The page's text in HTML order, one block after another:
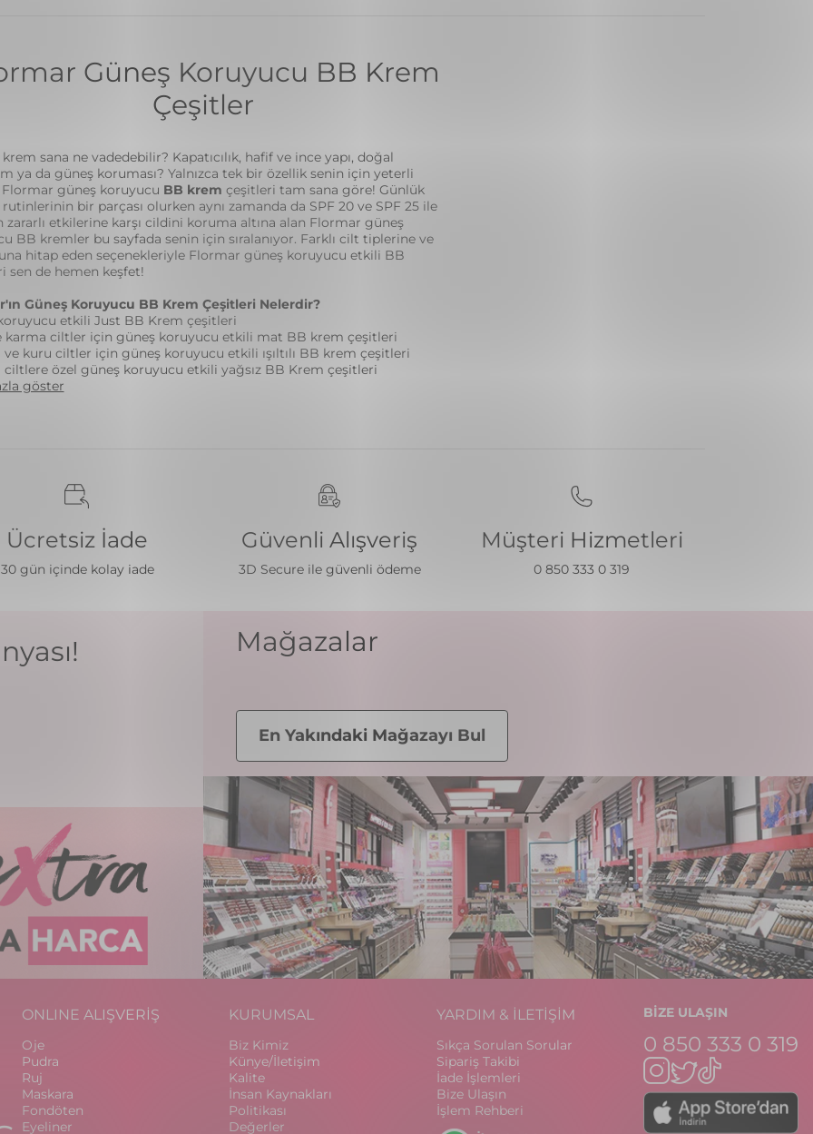
Güneş Koruyucu BB Krem
Çeşitler
sana ne vadedebilir? Kapatıcılık, hafif ve ince yapı, doğal
ya da güneş koruması? Yalnızca tek bir özellik senin için yeterli
güneş koruyucu BB krem çeşitleri tam sana göre! Günlük
bir parçası olurken aynı zamanda da SPF 20 ve SPF 25 ile
zararlı etkilerine karşı cildini koruma altına alan Flormar güneş
BB kremler bu sayfada senin için sıralanıyor. Farklı cilt tiplerine ve
hitap eden seçenekleriyle Flormar güneş koruyucu etkili BB
sen de hemen keşfet!
Güneş Koruyucu BB Krem Çeşitleri Nelerdir?
etkili Just BB Krem çeşitleri
karma ciltler için güneş koruyucu etkili mat BB krem çeşitleri
kuru ciltler için güneş koruyucu etkili ışıltılı BB krem çeşitleri
ciltlere özel güneş koruyucu etkili yağsız BB Krem çeşitleri
göster
Ücretsiz İade
30 gün içinde kolay iade
Güvenli Alışveriş
3D Secure ile güvenli ödeme
Müşteri Hizmetleri
0 850 333 0 319
Mağazalar
En Yakındaki Mağazayı Bul
ONLINE ALIŞVERİŞ
Oje
Pudra
Ruj
Maskara
Fondöten
Eyeliner
KURUMSAL
Biz Kimiz
Künye/İletişim
Kalite
İnsan Kaynakları
Politikası
Değerler
YARDIM & İLETİŞİM
Sıkça Sorulan Sorular
Sipariş Takibi
İade İşlemleri
Bize Ulaşın
İşlem Rehberi
BİZE ULAŞIN
0 850 333 0 319